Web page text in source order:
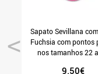
Sapato Sevillana
Fuchsia com pontos
nos tamanhos 22
9.50€